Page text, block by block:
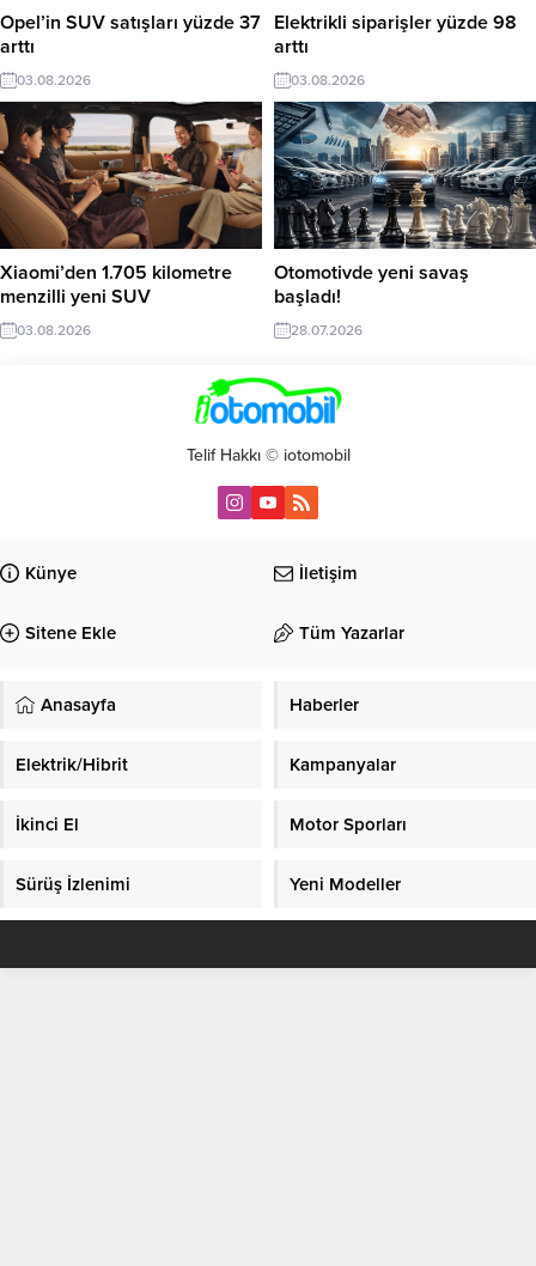
Opel’in SUV satışları yüzde 37
arttı
03.08.2026
Elektrikli siparişler yüzde 98
arttı
03.08.2026
Xiaomi’den 1.705 kilometre
menzilli yeni SUV
03.08.2026
Otomotivde yeni savaş
başladı!
28.07.2026
Telif Hakkı © iotomobil
Künye İletişim
Sitene Ekle Tüm Yazarlar
Anasayfa Haberler
Elektrik/Hibrit Kampanyalar
İkinci El Motor Sporları
Sürüş İzlenimi Yeni Modeller